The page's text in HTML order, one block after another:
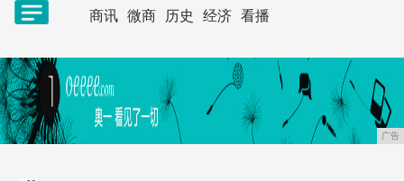
商讯
微商 历史 经济 看播
广告